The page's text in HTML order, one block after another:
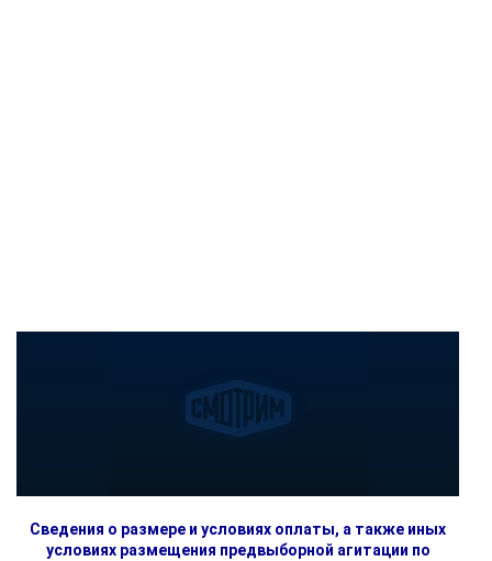
Сведения о размере и условиях оплаты, а также иных
условиях размещения предвыборной агитации по